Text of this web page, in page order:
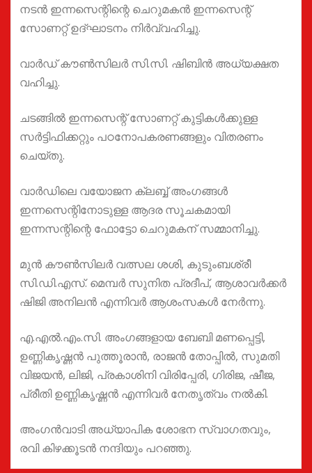
നടൻ ഇന്നസെന്റിന്റെ ചെറുമകൻ ഇന്നസെന്റ്
സോണറ്റ് ഉദ്ഘാടനം നിർവ്വഹിച്ചു.
വാർഡ് കൗൺസിലർ സി.സി. ഷിബിൻ അധ്യക്ഷത
വഹിച്ചു.
ചടങ്ങിൽ ഇന്നസെന്റ് സോണറ്റ് കുട്ടികൾക്കുള്ള
സർട്ടിഫിക്കറ്റും പഠനോപകരണങ്ങളും വിതരണം
ചെയ്തു.
വാർഡിലെ വയോജന ക്ലബ്ബ് അംഗങ്ങൾ
ഇന്നസെന്റിനോടുള്ള ആദര സൂചകമായി
ഇന്നസന്റിന്റെ ഫോട്ടോ ചെറുമകന് സമ്മാനിച്ചു.
മുൻ കൗൺസിലർ വത്സല ശശി, കുടുംബശ്രീ
സി.ഡി.എസ്. മെമ്പർ സുനിത പ്രദീപ്, ആശാവർക്കർ
ഷിജി അനിലൻ എന്നിവർ ആശംസകൾ നേർന്നു.
എ.എല്‍.എം.സി. അംഗങ്ങളായ ബേബി മണപ്പെട്ടി,
ഉണ്ണികൃഷ്ണൻ പുത്തൂരാൻ, രാജൻ തോപ്പിൽ, സുമതി
വിജയൻ, ലിജി, പ്രകാശിനി വിരിപ്പേരി, ഗിരിജ, ഷീജ,
പ്രീതി ഉണ്ണികൃഷ്ണൻ എന്നിവർ നേതൃത്വം നൽകി.
അംഗൻവാടി അധ്യാപിക ശോഭന സ്വാഗതവും,
രവി കിഴക്കൂടൻ നന്ദിയും പറഞ്ഞു.